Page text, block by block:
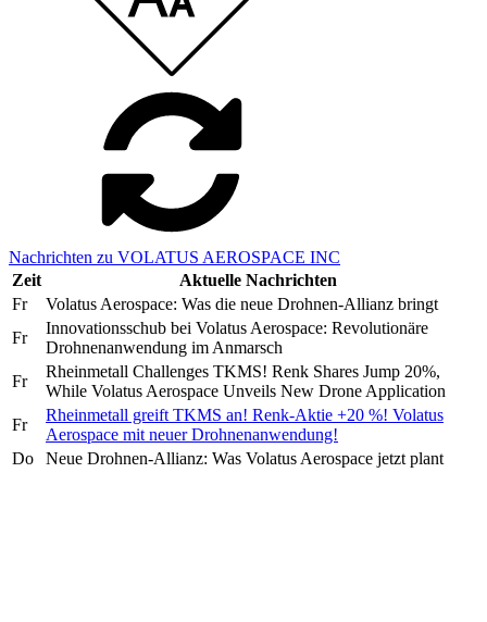
Nachrichten zu VOLATUS AEROSPACE INC
Zeit
Aktuelle Nachrichten
Fr
Volatus Aerospace: Was die neue Drohnen-Allianz bringt
Fr
Innovationsschub bei Volatus Aerospace: Revolutionäre
Drohnenanwendung im Anmarsch
Fr
Rheinmetall Challenges TKMS! Renk Shares Jump 20%,
While Volatus Aerospace Unveils New Drone Application
Fr
Rheinmetall greift TKMS an! Renk-Aktie +20 %! Volatus
Aerospace mit neuer Drohnenanwendung!
Do
Neue Drohnen-Allianz: Was Volatus Aerospace jetzt plant